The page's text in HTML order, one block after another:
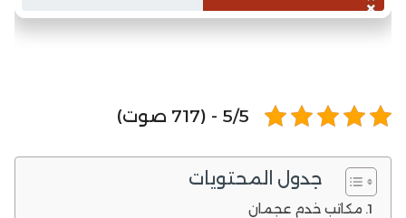
5/5 - (717 صوت)
جدول المحتويات
مكاتب خدم عجمان